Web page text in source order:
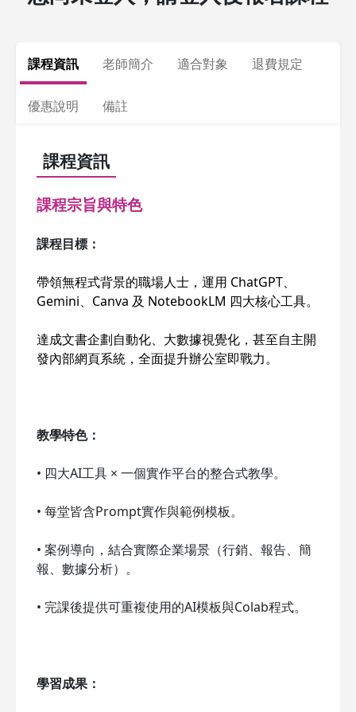
課程資訊 老師簡介 適合對象 退費規定
優惠說明 備註
課程資訊
課程宗旨與特色
課程目標：
帶領無程式背景的職場人士，運用 ChatGPT、
Gemini、 Canva 及 NotebookLM 四大核心工具。
達成文書企劃自動化、大數據視覺化，甚至自主開
發內部網頁系統，全面提升辦公室即戰力。
教學特色：
• 四大AI工具 × 一個實作平台的整合式教學。
• 每堂皆含Prompt實作與範例模板。
• 案例導向，結合實際企業場景（行銷、報告、簡
報、數據分析）。
• 完課後提供可重複使用的AI模板與Colab程式。
學習成果：